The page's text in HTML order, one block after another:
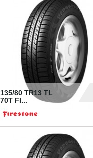
135/80 TR13 TL
70T FI...